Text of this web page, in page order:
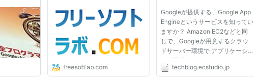
」（一回転）：検索画面が一回転する
」：ちょっと傾く
文字を食うキャラクターを退治するゲーム
of Life」：コンウェイのライフゲームが右上で再生される
すべての答え」：SF小説「銀河ヒッチハイク・ガイド」に登場する
freesoftlab.com
Googleが提供する、Google App
Engineというサービスを知ってい
ますか？ Amazon EC2などと同
じで、Googleが用意するクラウ
ドサーバー環境で アプリケーシ
ョン開発ができるというサービス
です。 (レンタルサーバーのよう
techblog.ecstudio.jp